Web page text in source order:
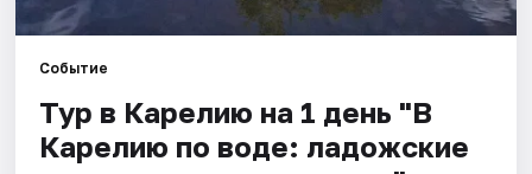
Событие
Тур в Карелию на 1 день "В
Карелию по воде: ладожские